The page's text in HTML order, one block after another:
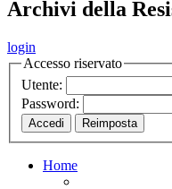
Archivi della
login
Accesso riservato
Utente:
Password:
Home